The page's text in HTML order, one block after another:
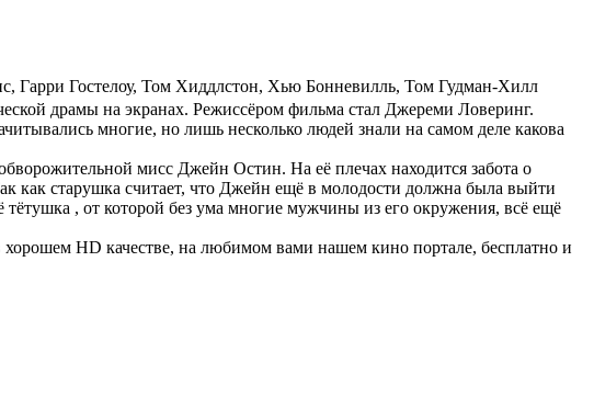
, Гарри Гостелоу, Том Хиддлстон, Хью Бонневилль, Том Гудман-Хилл
драмы на экранах. Режиссёром фильма стал Джереми Ловеринг.
многие, но лишь несколько людей знали на самом деле какова
мисс Джейн Остин. На её плечах находится забота о
как старушка считает, что Джейн ещё в молодости должна была выйти
, от которой без ума многие мужчины из его окружения, всё ещё
HD качестве, на любимом вами нашем кино портале, бесплатно и